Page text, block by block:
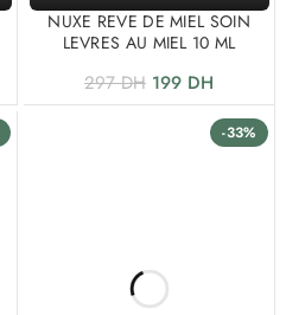
NUXE REVE DE MIEL SOIN
LEVRES AU MIEL 10 ML
297DH 199 DH
-33%